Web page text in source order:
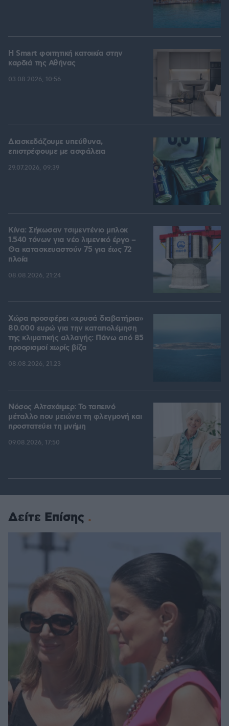
Η Smart φοιτητική κατοικία στην
καρδιά της Αθήνας
03.08.2026, 10:56
Διασκεδάζουμε υπεύθυνα,
επιστρέφουμε με ασφάλεια
29.07.2026, 09:39
Κίνα: Σήκωσαν τσιμεντένιο μπλοκ
1.540 τόνων για νέο λιμενικό έργο –
Θα κατασκευαστούν 75 για έως 72
πλοία
08.08.2026, 21:24
Χώρα προσφέρει «χρυσά διαβατήρια»
80.000 ευρώ για την καταπολέμηση
της κλιματικής αλλαγής: Πάνω από 85
προορισμοί χωρίς βίζα
08.08.2026, 21:23
Νόσος Αλτσχάιμερ: Το ταπεινό
μέταλλο που μειώνει τη φλεγμονή και
προστατεύει τη μνήμη
09.08.2026, 17:50
Δείτε Επίσης